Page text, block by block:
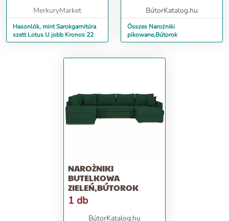
MerkuryMarket
Hasonlók, mint Sarokgarnitúra
szett Lotus U jobb Kronos 22
BútorKatalog.hu
Összes Narożniki
pikowane,Bútorok
NAROŻNIKI
BUTELKOWA
ZIELEŃ,BÚTOROK
1 db
BútorKatalog.hu